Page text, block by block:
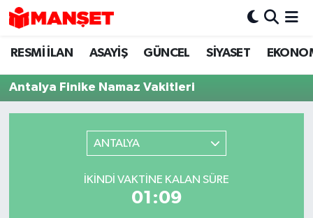
RESMİ İLAN ASAYİŞ GÜNCEL SİYASET
Antalya Finike Namaz Vakitleri
ANTALYA
İKINDI VAKTINE KALAN SÜRE
01:09
Hava Durumu
Trafik Durumu
Tüm Manşetler
Son Dakika Haberleri